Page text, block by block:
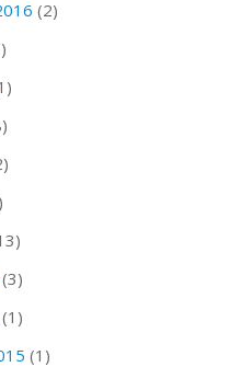
(2)
(3)
(1)
(1)